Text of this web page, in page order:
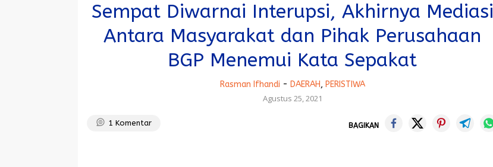
Sempat Diwarnai Interupsi, Akhirnya Mediasi
Antara Masyarakat dan Pihak Perusahaan
BGP Menemui Kata Sepakat
Rasman Ifhandi - DAERAH, PERISTIWA
Agustus 25, 2021
1 Komentar BAGIKAN